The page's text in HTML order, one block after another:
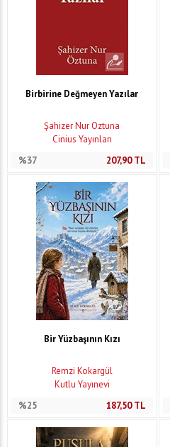
Birbirine Değmeyen Yazılar
Şahizer Nur Öztuna
Cinius Yayınları
%37
207,90TL
Bir Yüzbaşının Kızı
Remzi Kokargül
Kutlu Yayınevi
%25
187,50TL